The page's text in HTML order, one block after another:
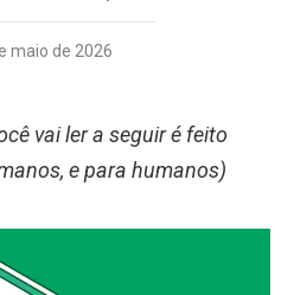
maio de 2026
vai ler a seguir é feito
e para humanos)